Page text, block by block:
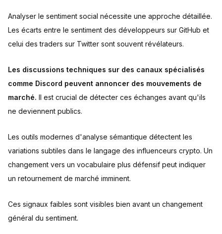
Analyser le sentiment social nécessite une approche détaillée.
Les écarts entre le sentiment des développeurs sur GitHub et
celui des traders sur Twitter sont souvent révélateurs.
Les discussions techniques sur des canaux spécialisés
comme Discord peuvent annoncer des mouvements de
marché. Il est crucial de détecter ces échanges avant qu'ils
ne deviennent publics.
Les outils modernes d'analyse sémantique détectent les
variations subtiles dans le langage des influenceurs crypto. Un
changement vers un vocabulaire plus défensif peut indiquer
un retournement de marché imminent.
Ces signaux faibles sont visibles bien avant un changement
général du sentiment.